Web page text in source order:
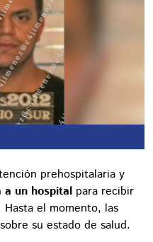
prehospitalaria y
a un hospital para recibir
el momento, las
su estado de salud.